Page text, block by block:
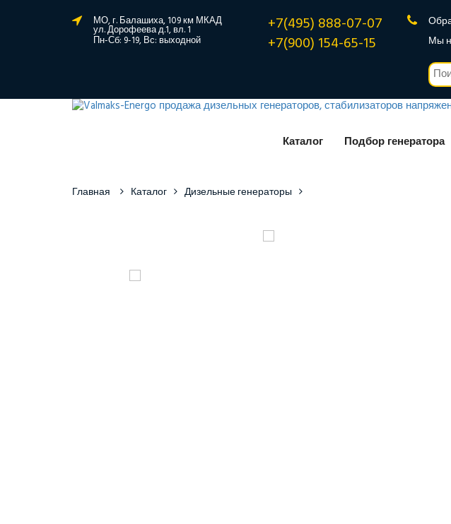
МО, г. Балашиха, 109 км МКАД
ул. Дорофеева д.1, вл. 1
Пн-Сб: 9-19, Вс: выходной
+7(495) 888-07-07
+7(900) 154-65-15
Мы
Каталог Подбор генератора
Главная Каталог Дизельные генераторы